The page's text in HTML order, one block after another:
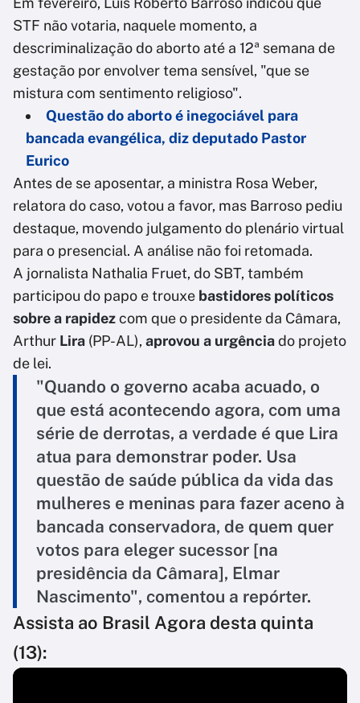
STF não votaria, naquele momento, a
descriminalização do aborto até a 12ª semana de
gestação por envolver tema sensível, "que se
mistura com sentimento religioso".
Questão do aborto é inegociável para
bancada evangélica, diz deputado Pastor
Eurico
Antes de se aposentar, a ministra Rosa Weber,
relatora do caso, votou a favor, mas Barroso pediu
destaque, movendo julgamento do plenário virtual
para o presencial. A análise não foi retomada.
A jornalista Nathalia Fruet, do SBT, também
participou do papo e trouxe bastidores políticos
sobre a rapidezcom que o presidente da Câmara,
Arthur Lira (PP-AL), aprovou a urgênciado projeto
de lei.
"Quando o governo acaba acuado, o
que está acontecendo agora, com uma
série de derrotas, a verdade é que Lira
atua para demonstrar poder. Usa
questão de saúde pública da vida das
mulheres e meninas para fazer aceno à
bancada conservadora, de quem quer
votos para eleger sucessor [na
presidência da Câmara], Elmar
Nascimento", comentou a repórter.
Assista ao Brasil Agora desta quinta
(13):